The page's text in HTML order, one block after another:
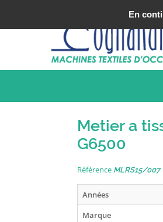
Metier a
G6500
Référence MLRS15/007
Années
Marque
En